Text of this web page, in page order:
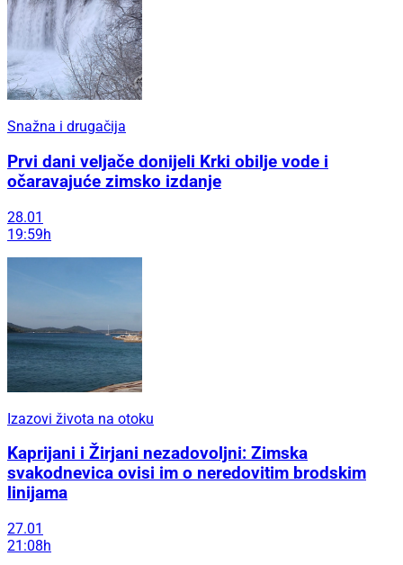
Snažna i drugačija
Prvi dani veljače donijeli Krki obilje vode i
očaravajuće zimsko izdanje
28.01
19:59h
Izazovi života na otoku
Kaprijani i Žirjani nezadovoljni: Zimska
svakodnevica ovisi im o neredovitim brodskim
linijama
27.01
21:08h